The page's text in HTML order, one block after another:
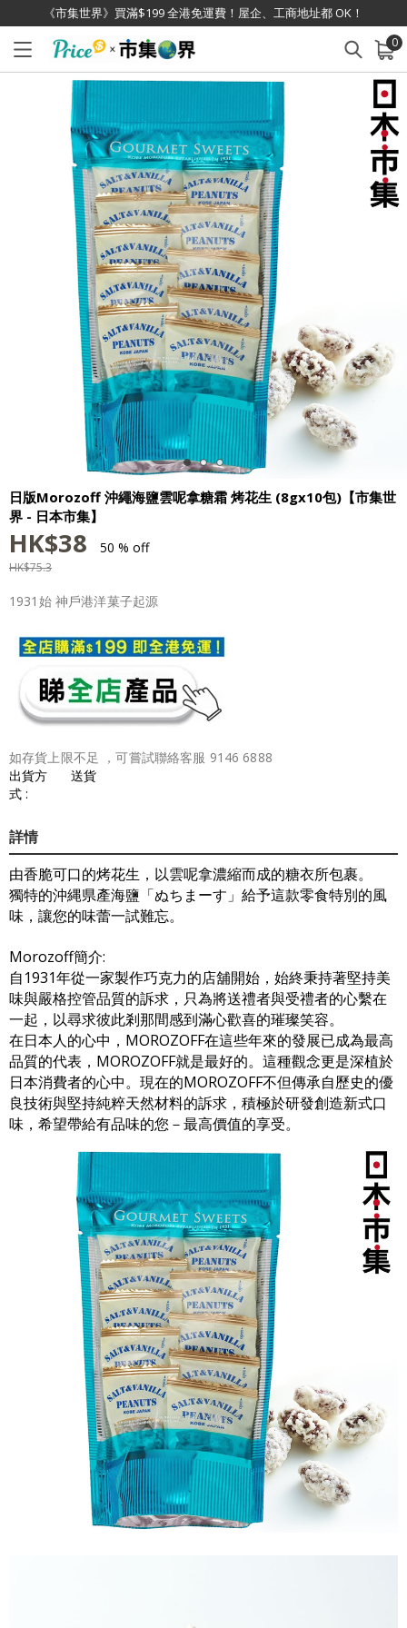
《市集世界》買滿$199 全港免運費！屋企、工商地址都 OK！
0
已加入購物車 查看
日版Morozoff 沖繩海鹽雲呢拿糖霜 烤花生 (8gx10包)【市集世
界 - 日本市集】
HK$38 50 % off
HK$75.3
1931始 神戶港洋菓子起源
如存貨上限不足 ，可嘗試聯絡客服 9146 6888
出貨方
式 :
送貨
詳情
由香脆可口的烤花生，以雲呢拿濃縮而成的糖衣所包裹。
獨特的沖縄県產海鹽「ぬちまーす」給予這款零食特別的風
味，讓您的味蕾一試難忘。
Morozoff簡介:
自1931年從一家製作巧克力的店舖開始，始終秉持著堅持美
味與嚴格控管品質的訴求，只為將送禮者與受禮者的心繫在
一起，以尋求彼此剎那間感到滿心歡喜的璀璨笑容。
在日本人的心中，MOROZOFF在這些年來的發展已成為最高
品質的代表，MOROZOFF就是最好的。這種觀念更是深植於
日本消費者的心中。現在的MOROZOFF不但傳承自歷史的優
良技術與堅持純粹天然材料的訴求，積極於研發創造新式口
味，希望帶給有品味的您－最高價值的享受。